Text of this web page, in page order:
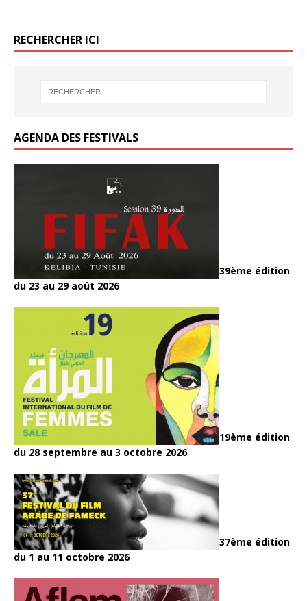
RECHERCHER ICI
AGENDA DES FESTIVALS
39ème édition
du 23 au 29 août 2026
19ème édition
du 28 septembre au 3 octobre 2026
37ème édition
du 1 au 11 octobre 2026